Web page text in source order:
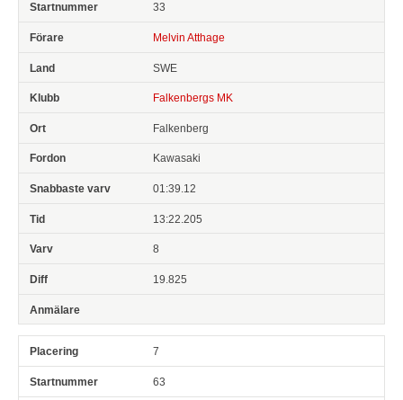
33
Melvin Atthage
SWE
Falkenbergs MK
Falkenberg
Kawasaki
01:39.12
13:22.205
8
19.825
7
63